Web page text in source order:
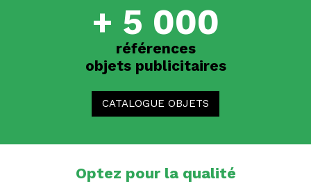
+ 5 000
références
objets publicitaires
CATALOGUE OBJETS
Optez pour la qualité